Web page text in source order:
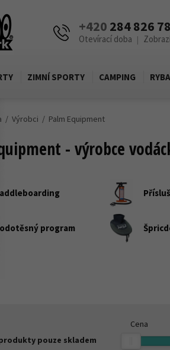
+420 284 826
Otevírací doba |
ZIMNÍ SPORTY CAMPING
Výrobci Palm Equipment
- výrobce
program
pouze skladem
Cena